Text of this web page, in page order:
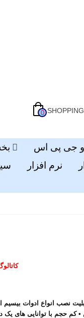
0
نرم افزار
FAACکاتالوگ فارسی دزدگیر آپارتمان فک
کم حجم با توانایی های یک